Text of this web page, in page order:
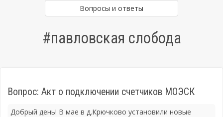
Вопросы и ответы
#павловская слобода
Вопрос: Акт о подключении счетчиков МОЭСК
Добрый день! В мае в д.Крючково установили новые